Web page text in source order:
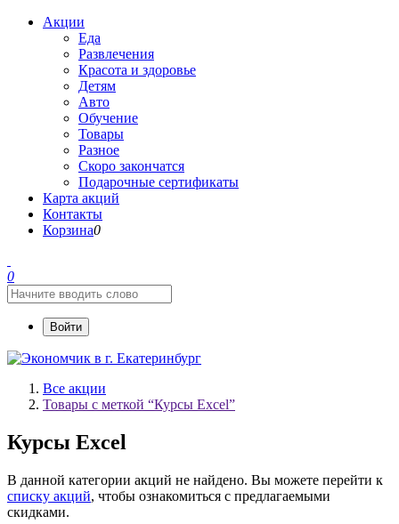
Акции
Еда
Развлечения
Красота и здоровье
Детям
Авто
Обучение
Товары
Разное
Скоро закончатся
Подарочные сертификаты
Карта акций
Контакты
Корзина0
0
Войти
Все акции
Товары с меткой “Курсы Excel”
Курсы Excel
В данной категории акций не найдено. Вы можете перейти к
списку акций, чтобы ознакомиться с предлагаемыми
скидками.